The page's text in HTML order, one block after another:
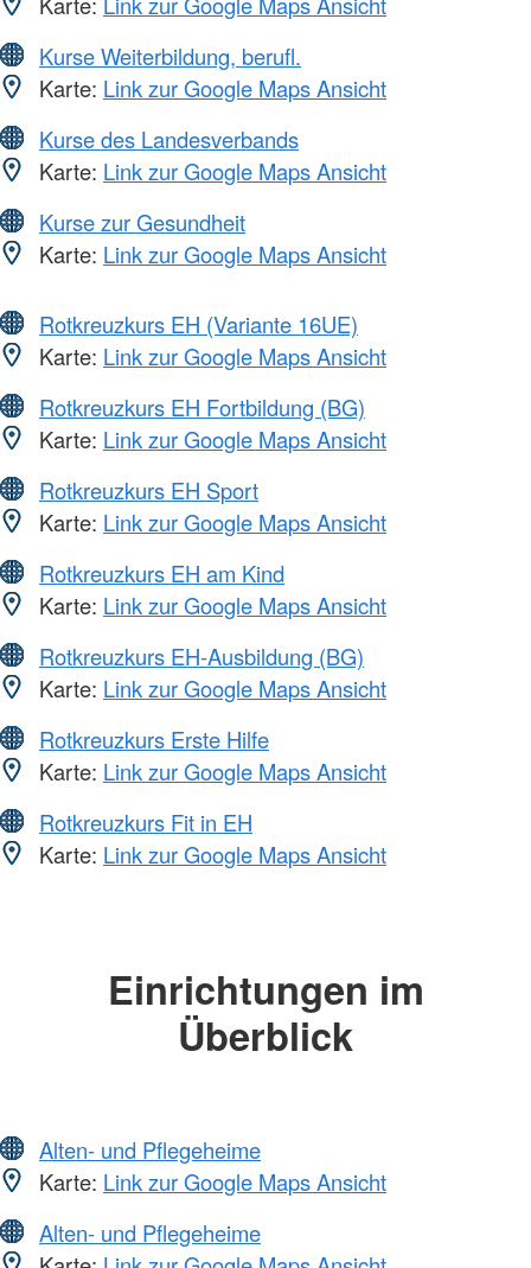
Kurse Weiterbildung, berufl.
Karte: Link zur Google Maps Ansicht
Kurse des Landesverbands
Karte: Link zur Google Maps Ansicht
Kurse zur Gesundheit
Karte: Link zur Google Maps Ansicht
Rotkreuzkurs EH (Variante 16UE)
Karte: Link zur Google Maps Ansicht
Rotkreuzkurs EH Fortbildung (BG)
Karte: Link zur Google Maps Ansicht
Rotkreuzkurs EH Sport
Karte: Link zur Google Maps Ansicht
Rotkreuzkurs EH am Kind
Karte: Link zur Google Maps Ansicht
Rotkreuzkurs EH-Ausbildung (BG)
Karte: Link zur Google Maps Ansicht
Rotkreuzkurs Erste Hilfe
Karte: Link zur Google Maps Ansicht
Rotkreuzkurs Fit in EH
Karte: Link zur Google Maps Ansicht
Einrichtungen im
Überblick
Alten- und Pflegeheime
Karte: Link zur Google Maps Ansicht
Alten- und Pflegeheime